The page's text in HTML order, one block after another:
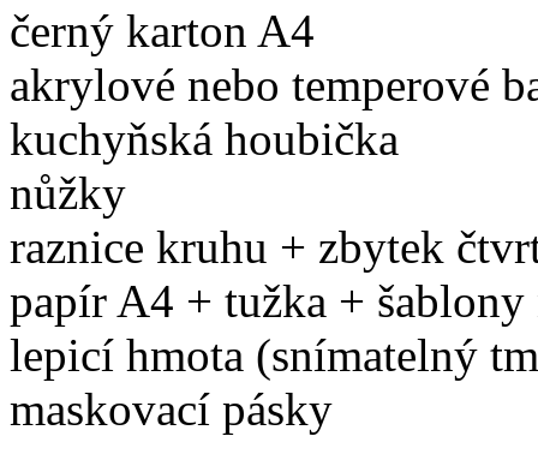
černý karton A4
akrylové nebo temperové
kuchyňská houbička
nůžky
raznice kruhu + zbytek
papír A4 + tužka +
lepicí hmota (snímatelný
maskovací pásky